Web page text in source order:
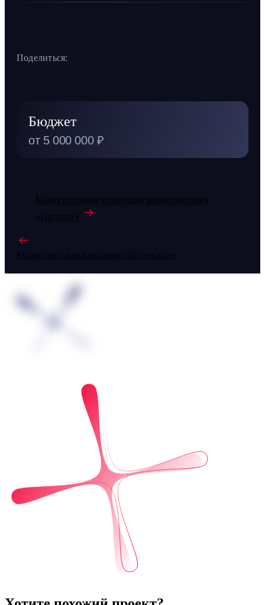
Поделиться:
Бюджет
от 5 000 000 ₽
Маркетинговая концепция развития парка
«Патриот»
Маркетинговая кампания «Интерскол»